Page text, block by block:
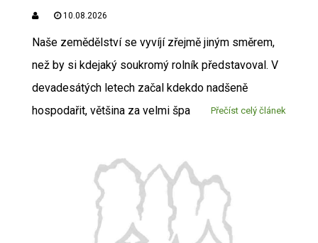
10.08.2026
Naše zemědělství se vyvíjí zřejmě jiným směrem,
než by si kdejaký soukromý rolník představoval. V
devadesátých letech začal kdekdo nadšeně
hospodařit, většina za velmi špa
Přečíst celý článek